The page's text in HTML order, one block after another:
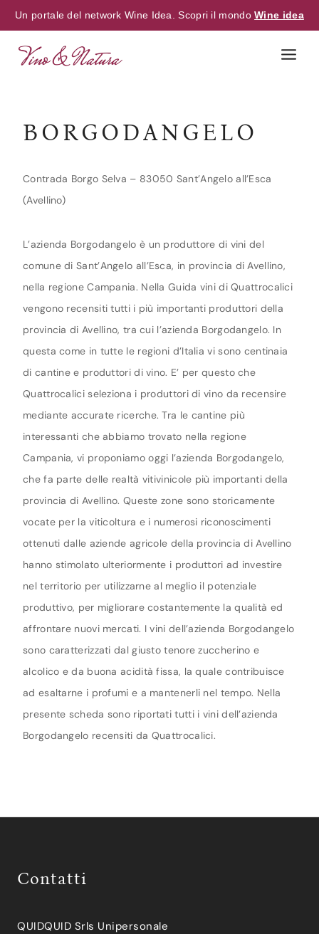
Un portale del network Wine Idea. Scopri il mondoWine idea
BORGODANGELO
Contrada Borgo Selva – 83050 Sant’Angelo all’Esca
(Avellino)
L’azienda Borgodangelo è un produttore di vini del
comune di Sant’Angelo all’Esca, in provincia di Avellino,
nella regione Campania. Nella Guida vini di Quattrocalici
vengono recensiti tutti i più importanti produttori della
provincia di Avellino, tra cui l’azienda Borgodangelo. In
questa come in tutte le regioni d’Italia vi sono centinaia
di cantine e produttori di vino. E’ per questo che
Quattrocalici seleziona i produttori di vino da recensire
mediante accurate ricerche. Tra le cantine più
interessanti che abbiamo trovato nella regione
Campania, vi proponiamo oggi l’azienda Borgodangelo,
che fa parte delle realtà vitivinicole più importanti della
provincia di Avellino. Queste zone sono storicamente
vocate per la viticoltura e i numerosi riconoscimenti
ottenuti dalle aziende agricole della provincia di Avellino
hanno stimolato ulteriormente i produttori ad investire
nel territorio per utilizzarne al meglio il potenziale
produttivo, per migliorare costantemente la qualità ed
affrontare nuovi mercati. I vini dell’azienda Borgodangelo
sono caratterizzati dal giusto tenore zuccherino e
alcolico e da buona acidità fissa, la quale contribuisce
ad esaltarne i profumi e a mantenerli nel tempo. Nella
presente scheda sono riportati tutti i vini dell’azienda
Borgodangelo recensiti da Quattrocalici.
Contatti
QUIDQUID Srls Unipersonale